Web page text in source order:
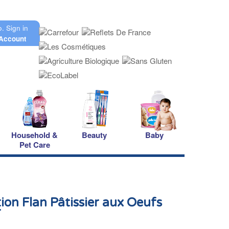
Sign in
Household &
Pet Care
Beauty Baby
Flan Pâtissier aux Oeufs